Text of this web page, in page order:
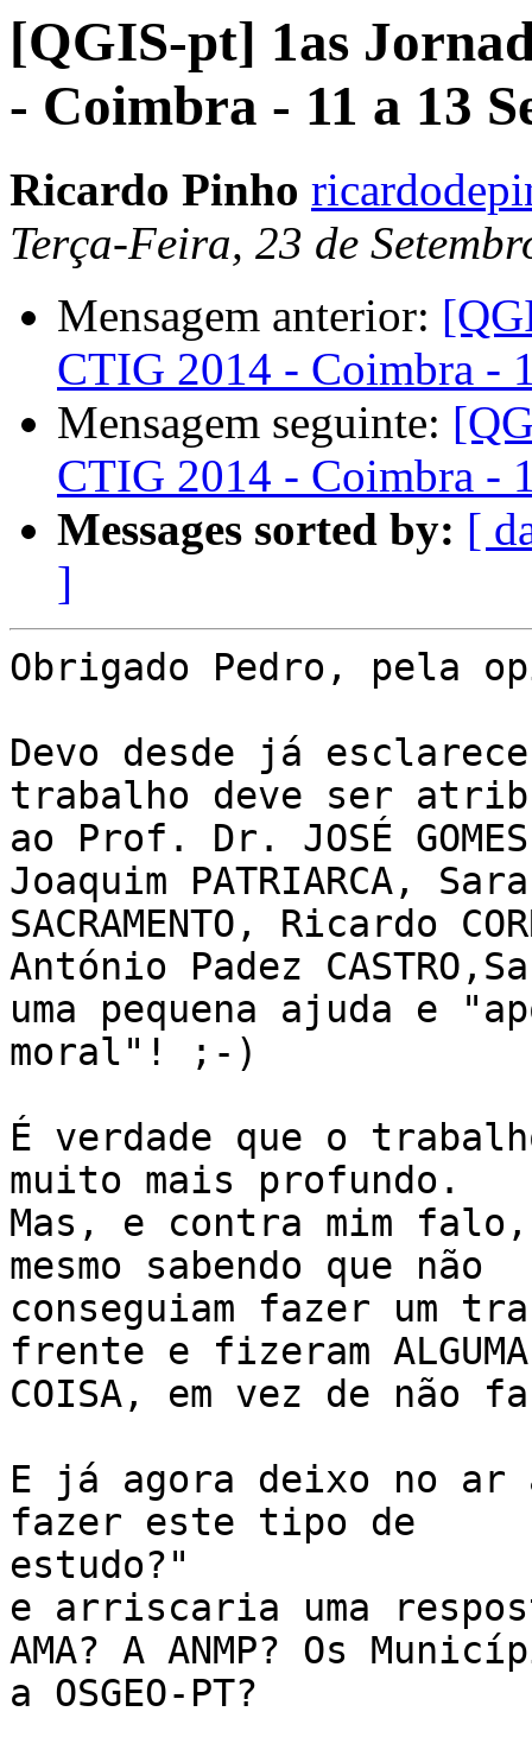
[QGIS-pt] 1as
- Coimbra - 11 a 13
Ricardo Pinho
Terça-Feira, 23 de
Mensagem anterior:
CTIG 2014 - Coimbra -
Mensagem seguinte:
CTIG 2014 - Coimbra -
Messages sorted by: [
]
Obrigado Pedro, pela
Devo desde já
trabalho deve ser
ao Prof. Dr. JOSÉ
Joaquim PATRIARCA,
SACRAMENTO, Ricardo
António Padez
uma pequena ajuda e
moral"! ;-)
É verdade que o
muito mais profundo.
Mas, e contra mim
mesmo sabendo que não
conseguiam fazer um
frente e fizeram ALGUMA
COISA, em vez de não
E já agora deixo no ar
fazer este tipo de
estudo?"
e arriscaria uma
AMA? A ANMP? Os
a OSGEO-PT?